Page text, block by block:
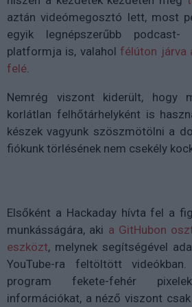
aztán videómegosztó lett, most
egyik legnépszerűbb
platformja is, valaholfélúton járva
felé
Nemrég viszont kiderült, hogy
korlátlan felhőtárhelyként is
készek vagyunk szöszmötölni a
fiókunk törlésének nem csekély
Elsőként a Hackaday hívta fel a
munkásságára, aki a GitHubon
eszközt, melynek segítségével
YouTube-ra feltöltött
program fekete-fehér
információkat, a néző viszont